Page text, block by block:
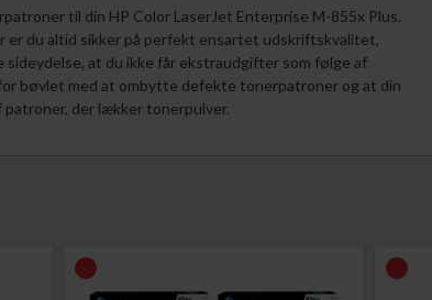
til din HP Color LaserJet Enterprise M-855x Plus.
er du altid sikker på perfekt ensartet udskriftskvalitet,
sideydelse, at du ikke får ekstraudgifter som følge af
bøvlet med at ombytte defekte tonerpatroner og at din
der lækker tonerpulver.